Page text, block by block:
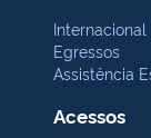
Internacional
Egressos
Assistência
Acessos